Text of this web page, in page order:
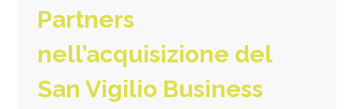
Partners
nell’acquisizione del
San Vigilio Business